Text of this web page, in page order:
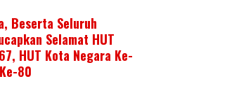
Beserta Seluruh
Selamat HUT
HUT Kota Negara Ke-
80